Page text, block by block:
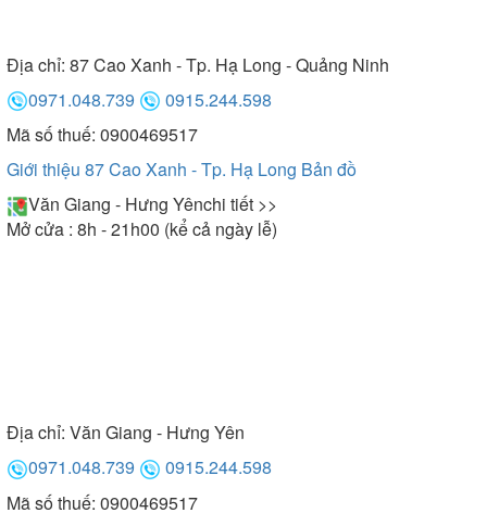
Địa chỉ: 87 Cao Xanh - Tp. Hạ Long - Quảng Ninh
0971.048.739
0915.244.598
Mã số thuế: 0900469517
Giới thiệu 87 Cao Xanh - Tp. Hạ Long Bản đồ
Văn Giang - Hưng Yênchi tiết >>
Mở cửa : 8h - 21h00 (kể cả ngày lễ)
Địa chỉ: Văn Giang - Hưng Yên
0971.048.739
0915.244.598
Mã số thuế: 0900469517